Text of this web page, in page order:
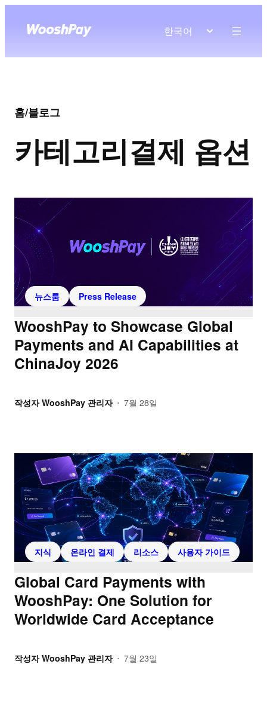
한국어
홈/블로그
카테고리결제 옵션
뉴스룸 Press Release
WooshPay to Showcase Global
Payments and AI Capabilities at
ChinaJoy 2026
작성자 WooshPay 관리자 • 7월 28일
지식 온라인 결제 리소스 사용자 가이드
Global Card Payments with
WooshPay: One Solution for
Worldwide Card Acceptance
작성자 WooshPay 관리자 • 7월 23일